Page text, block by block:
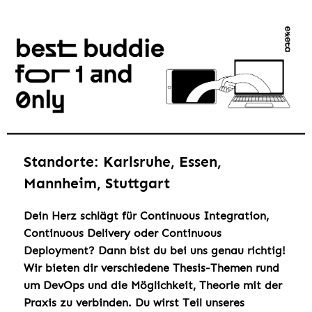
Standorte: Karlsruhe, Essen,
Mannheim, Stuttgart
Dein Herz schlägt für Continuous Integration,
Continuous Delivery oder Continuous
Deployment? Dann bist du bei uns genau richtig!
Wir bieten dir verschiedene Thesis-Themen rund
um DevOps und die Möglichkeit, Theorie mit der
Praxis zu verbinden. Du wirst Teil unseres